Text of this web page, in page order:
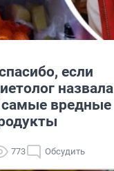
если
назвала
вредные
773 Обсудить